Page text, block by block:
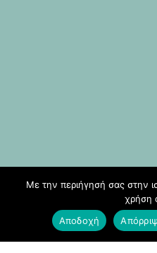
Με την περιήγησή σας στην
χρήση
Αποδοχή